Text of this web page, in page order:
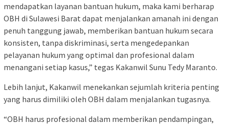
mendapatkan layanan bantuan hukum, maka kami berharap
OBH di Sulawesi Barat dapat menjalankan amanah ini dengan
penuh tanggung jawab, memberikan bantuan hukum secara
konsisten, tanpa diskriminasi, serta mengedepankan
pelayanan hukum yang optimal dan profesional dalam
menangani setiap kasus,” tegas Kakanwil Sunu Tedy Maranto.
Lebih lanjut, Kakanwil menekankan sejumlah kriteria penting
yang harus dimiliki oleh OBH dalam menjalankan tugasnya.
“OBH harus profesional dalam memberikan pendampingan,